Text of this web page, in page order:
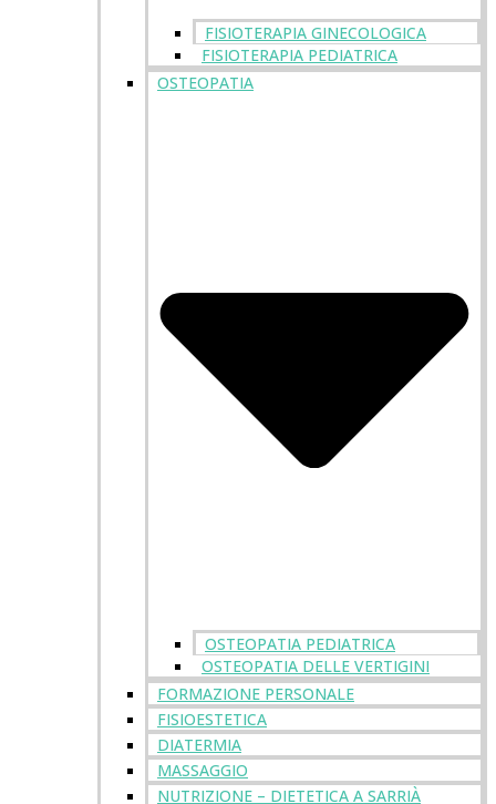
FISIOTERAPIA GINECOLOGICA
FISIOTERAPIA PEDIATRICA
OSTEOPATIA
OSTEOPATIA PEDIATRICA
OSTEOPATIA DELLE VERTIGINI
FORMAZIONE PERSONALE
FISIOESTETICA
DIATERMIA
MASSAGGIO
NUTRIZIONE – DIETETICA A SARRIÀ